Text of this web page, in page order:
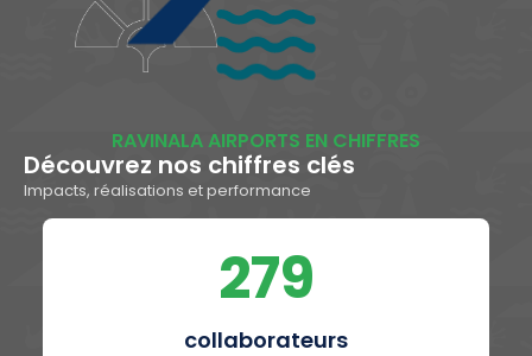
RAVINALA AIRPORTS EN CHIFFRES
Découvrez nos chiffres clés
Impacts, réalisations et performance
279
collaborateurs